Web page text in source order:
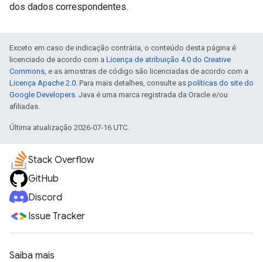
dos dados correspondentes.
Exceto em caso de indicação contrária, o conteúdo desta página é
licenciado de acordo com a Licença de atribuição 4.0 do Creative
Commons , e as amostras de código são licenciadas de acordo com a
Licença Apache 2.0 . Para mais detalhes, consulte as políticas do site do
Google Developers . Java é uma marca registrada da Oracle e/ou
afiliadas.
Última atualização 2026-07-16 UTC.
Stack Overflow
GitHub
Discord
Issue Tracker
Saiba mais